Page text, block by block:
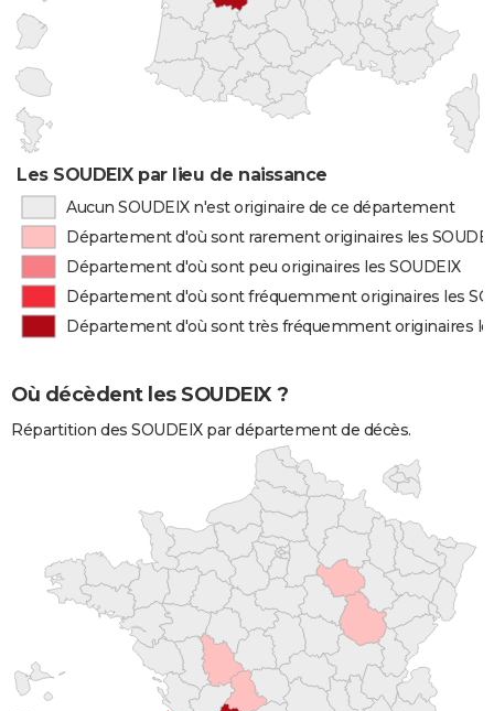
Les SOUDEIX par lieu de naissance
Aucun SOUDEIX n'est originaire de ce département
Département d'où sont rarement originaires les
Département d'où sont peu originaires les SOUDEIX
Département d'où sont fréquemment originaires les
Département d'où sont très fréquemment originaires
Où décèdent les SOUDEIX ?
Répartition des SOUDEIX par département de décès.